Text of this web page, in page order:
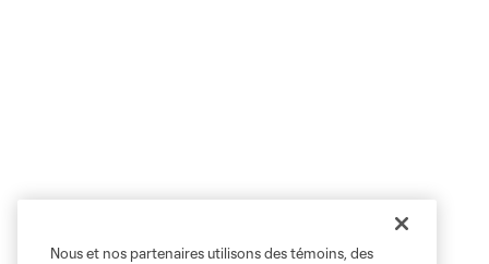
Nous et nos partenaires utilisons des témoins, des